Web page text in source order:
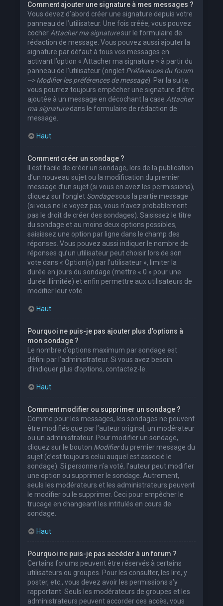
Comment ajouter une signature à mes messages ?
Vous devez d’abord créer une signature depuis votre
panneau de l’utilisateur. Une fois créée, vous pouvez
cocherAttacher ma signaturesur le formulaire de
rédaction de message. Vous pouvez aussi ajouter la
signature par défaut à tous vos messages en
activant l’option « Attacher ma signature » à partir du
panneau de l’utilisateur (onglet Préférences du forum
--> Modifier les préférences de message). Par la suite,
vous pourrez toujours empêcher une signature d’être
ajoutée à un message en décochant la case Attacher
ma signaturedans le formulaire de rédaction de
message.
Haut
Comment créer un sondage ?
Il est facile de créer un sondage, lors de la publication
d’un nouveau sujet ou la modification du premier
message d’un sujet (si vous en avez les permissions),
cliquez sur l’onglet Sondagesous la partie message
(si vous ne le voyez pas, vous n’avez probablement
pas le droit de créer des sondages). Saisissez le titre
du sondage et au moins deux options possibles,
saisissez une option par ligne dans le champ des
réponses. Vous pouvez aussi indiquer le nombre de
réponses qu’un utilisateur peut choisir lors de son
vote dans « Option(s) par l’utilisateur », limiter la
durée en jours du sondage (mettre « 0 » pour une
durée illimitée) et enfin permettre aux utilisateurs de
modifier leur vote.
Haut
Pourquoi ne puis-je pas ajouter plus d’options à
mon sondage ?
Le nombre d’options maximum par sondage est
défini par l’administrateur. Si vous avez besoin
d’indiquer plus d’options, contactez-le.
Haut
Comment modifier ou supprimer un sondage ?
Comme pour les messages, les sondages ne peuvent
être modifiés que par l’auteur original, un modérateur
ou un administrateur. Pour modifier un sondage,
cliquez sur le bouton Modifierdu premier message du
sujet (c’est toujours celui auquel est associé le
sondage). Si personne n’a voté, l’auteur peut modifier
une option ou supprimer le sondage. Autrement,
seuls les modérateurs et les administrateurs peuvent
le modifier ou le supprimer. Ceci pour empêcher le
trucage en changeant les intitulés en cours de
sondage.
Haut
Pourquoi ne puis-je pas accéder à un forum ?
Certains forums peuvent être réservés à certains
utilisateurs ou groupes. Pour les consulter, les lire, y
poster, etc., vous devez avoir les permissions s’y
rapportant. Seuls les modérateurs de groupes et les
administrateurs peuvent accorder ces accès, vous